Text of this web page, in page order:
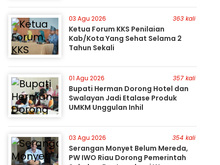
03 Agu 2026 363 kali
Ketua Forum KKS Penilaian
Kab/Kota Yang Sehat Selama 2
Tahun Sekali
01 Agu 2026 357 kali
Bupati Herman Dorong Hotel dan
Swalayan Jadi Etalase Produk
UMKM Unggulan Inhil
03 Agu 2026 354 kali
Serangan Monyet Belum Mereda,
PW IWO Riau Dorong Pemerintah